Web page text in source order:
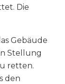
Die
Gebäude
Stellung
retten.
den